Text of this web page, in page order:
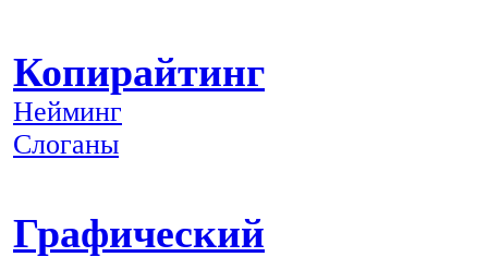
Копирайтинг
Нейминг
Слоганы
Графический